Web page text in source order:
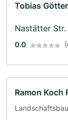
Tobias
Nastätter
0.0
Ramon Koch
Landschaftsbau